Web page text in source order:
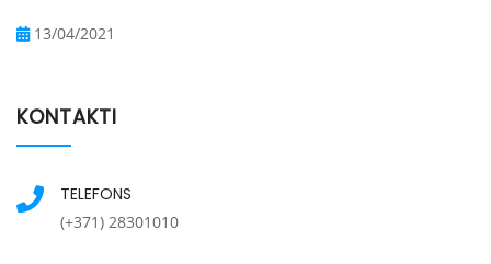
13/04/2021
KONTAKTI
TELEFONS
(+371) 28301010